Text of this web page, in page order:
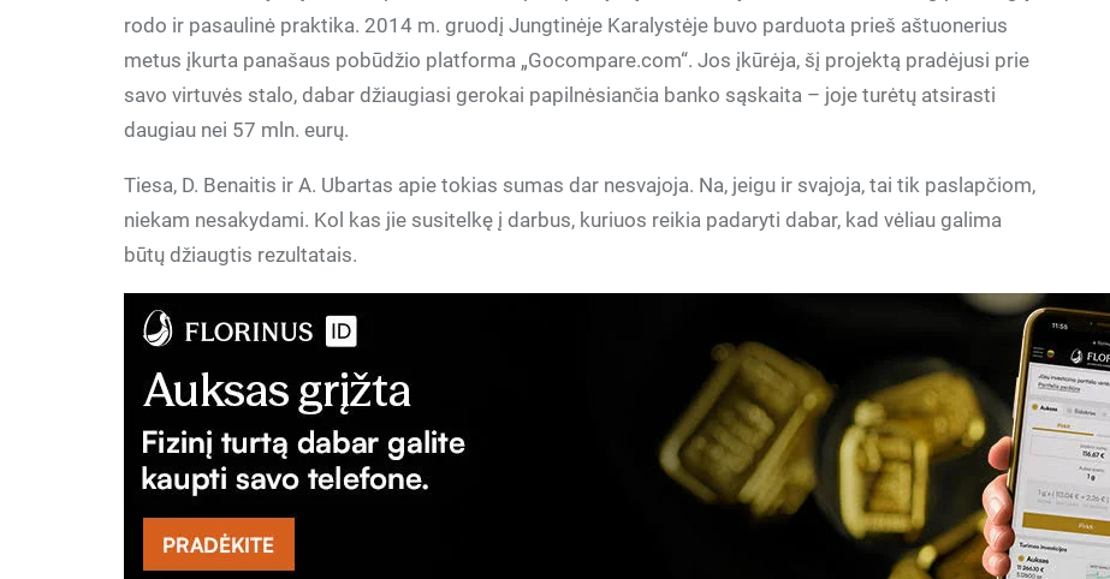
rodo ir pasaulinė praktika. 2014 m. gruodį Jungtinėje Karalystėje buvo parduota prieš aštuonerius
metus įkurta panašaus pobūdžio platforma „Gocompare.com“. Jos įkūrėja, šį projektą pradėjusi prie
savo virtuvės stalo, dabar džiaugiasi gerokai papilnėsiančia banko sąskaita – joje turėtų atsirasti
daugiau nei 57 mln. eurų.
Tiesa, D. Benaitis ir A. Ubartas apie tokias sumas dar nesvajoja. Na, jeigu ir svajoja, tai tik paslapčiom,
niekam nesakydami. Kol kas jie susitelkę į darbus, kuriuos reikia padaryti dabar, kad vėliau galima
būtų džiaugtis rezultatais.